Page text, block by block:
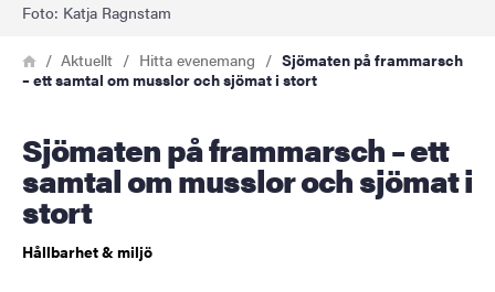
Foto: Katja Ragnstam
Länkstig
HemAktuellt Hitta evenemang
Sjömaten på frammarsch
– ett samtal om musslor och sjömat i stort
Sjömaten på frammarsch – ett
samtal om musslor och sjömat i
stort
Hållbarhet & miljö